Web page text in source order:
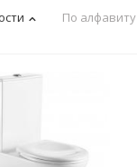
По алфавиту